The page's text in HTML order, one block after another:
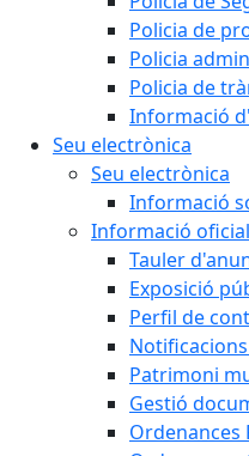
Policia de
Policia
Policia de
Informació
Seu electrònica
Seu electrònica
Informació
Informació oficial
Tauler
Exposició
Perfil de
Patrimoni
Gestió
Ordenances